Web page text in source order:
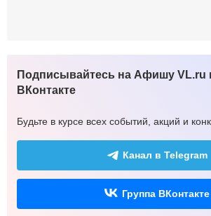
Подписывайтесь на Афишу VL.ru
ВКонтакте
Будьте в курсе всех событий, акций и
Канал в Telegram
Группа ВКонтакте